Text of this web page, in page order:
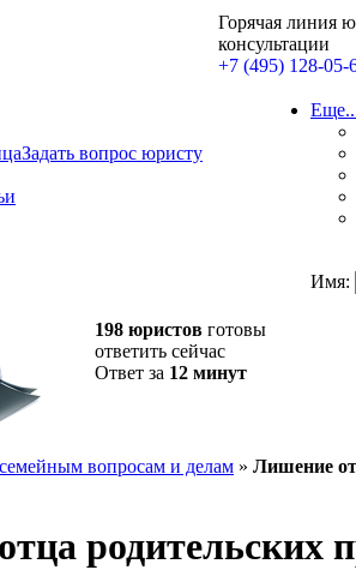
Горячая линия
консультации
+7 (495) 128-05-
Задать вопрос юристу
198 юристов готовы
ответить сейчас
Ответ за 12 минут
Имя:
вопросам и делам » Лишение
родительских